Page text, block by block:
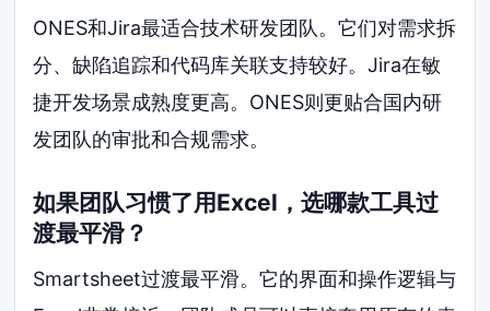
ONES和Jira最适合技术研发团队。它们对需求拆
分、缺陷追踪和代码库关联支持较好。Jira在敏
捷开发场景成熟度更高。ONES则更贴合国内研
发团队的审批和合规需求。
如果团队习惯了用Excel，选哪款工具过
渡最平滑？
Smartsheet过渡最平滑。它的界面和操作逻辑与